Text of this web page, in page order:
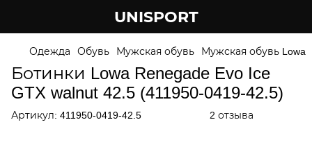
UNISPORT
Одежда Обувь Мужская обувь Мужская обувь Lowa
Ботинки Lowa Renegade Evo Ice
GTX walnut 42.5 (411950-0419-42.5)
Артикул: 411950-0419-42.5 2 отзыва